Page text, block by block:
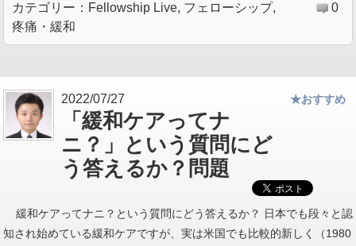
カテゴリー： Fellowship Live, フェローシップ,
疼痛・緩和
0
2022/07/27
「緩和ケアってナ
ニ？」という質問にど
う答えるか？問題
★おすすめ
緩和ケアってナニ？という質問にどう答えるか？ 日本でも段々と認
知され始めている緩和ケアですが、実は米国でも比較的新しく（1980